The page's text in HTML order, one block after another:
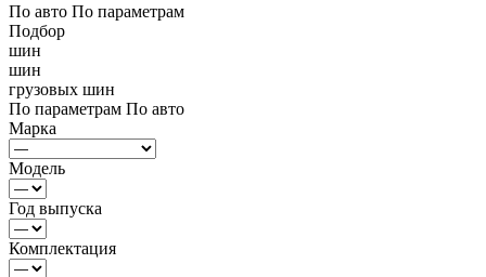
По авто По параметрам
Подбор
шин
шин
грузовых шин
По параметрам По авто
Марка
Модель
Год выпуска
Комплектация